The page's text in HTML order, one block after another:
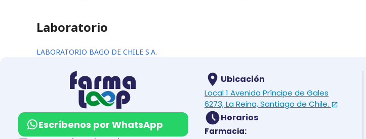
Laboratorio
LABORATORIO BAGO DE CHILE S.A.
Escríbenos por WhatsApp
Ubicación
Local 1 Avenida Príncipe de Gales
6273, La Reina, Santiago de Chile.
Horarios
Farmacia: